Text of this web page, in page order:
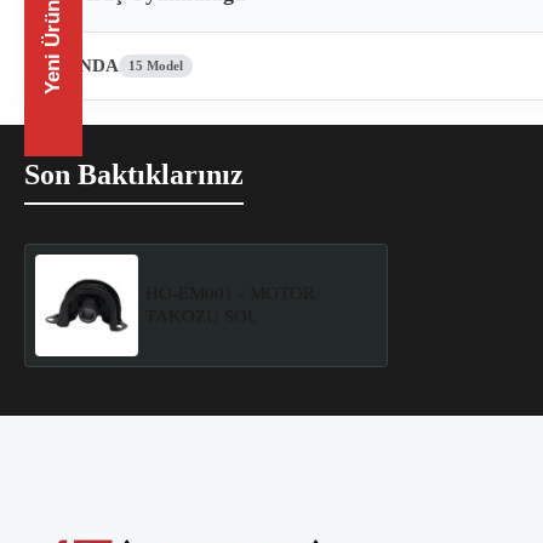
HONDA 15 Model
Son Baktıklarınız
Yeni Ürünler